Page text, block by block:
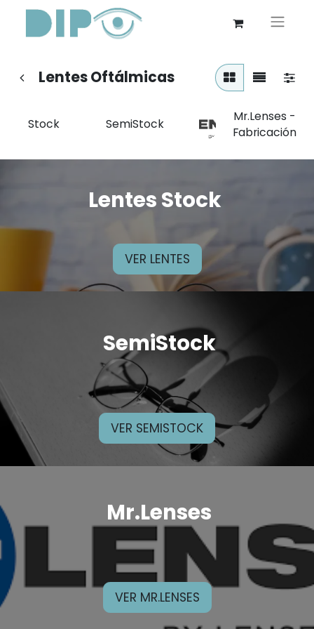
Lentes Oftálmicas
Stock SemiStock
Mr.Lenses -
Fabricación
Lentes Stock
VER LENTES
SemiStock
VER SEMISTOCK
Mr.Lenses
VER MR.LENSES